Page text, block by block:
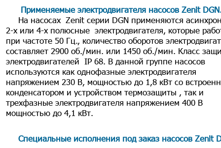
Применяемые электродвигателя насосов Zenit DGN
На насосах Zenit серии DGN применяются
2-х или 4-х полюсные электродвигателя, которые
при частоте 50 Гц., количество оборотов
составляет 2900 об./мин. или 1450 об./мин. Класс
электродвигателей IP 68. В данной группе насосов
используются как однофазные электродвигателя
напряжением 230 В, мощностью до 1,8 кВт со
конденсатором и устройством термозащиты , так и
трехфазные электродвигателя напряжением 400 В
мощностью до 4,1 кВт.
Специальные исполнения под заказ насосов Zenit